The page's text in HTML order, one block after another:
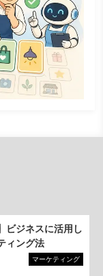
ビジネスに活用し
ィング法
マーケティング